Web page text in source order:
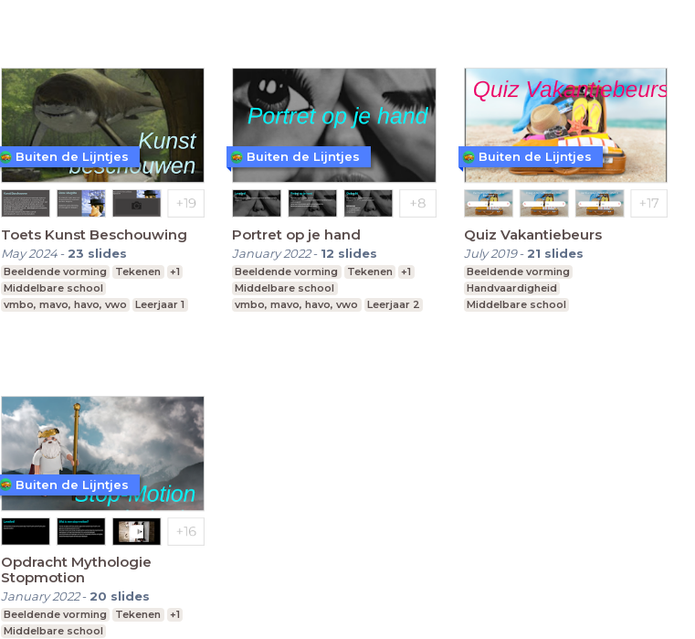
Toets Kunst Beschouwing
May 2024- 23 slides
Beeldende vorming Tekenen
+1
Middelbare school
vmbo, mavo, havo, vwo
Leerjaar 1
Buiten de Lijntjes
Portret op je hand
January 2022- 12 slides
Beeldende vorming Tekenen
+1
Middelbare school
vmbo, mavo, havo, vwo
Leerjaar 2
Buiten de Lijntjes
Quiz Vakantiebeurs
July 2019- 21 slides
Beeldende vorming
Handvaardigheid
Middelbare school
Buiten de Lijntjes
Opdracht Mythologie
Stopmotion
January 2022- 20 slides
Beeldende vorming Tekenen
+1
Middelbare school
Buiten de Lijntjes